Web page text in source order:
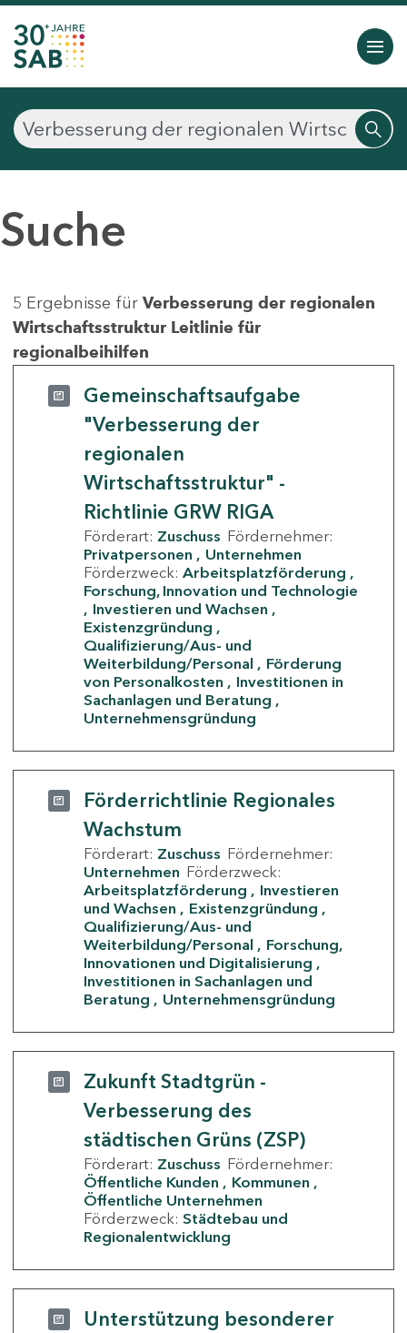
Suche
5 Ergebnisse für Verbesserung der regionalen
Wirtschaftsstruktur Leitlinie für
regionalbeihilfen
Gemeinschaftsaufgabe
"Verbesserung der
regionalen
Wirtschaftsstruktur" -
Richtlinie GRW RIGA
Förderart: Zuschuss Fördernehmer:
Privatpersonen
Unternehmen
Förderzweck: Arbeitsplatzförderung
Forschung, Innovation und Technologie
Investieren und Wachsen
Existenzgründung
Qualifizierung/Aus- und
Weiterbildung/Personal
Förderung
von Personalkosten
Investitionen in
Sachanlagen und Beratung
Unternehmensgründung
Förderrichtlinie Regionales
Wachstum
Förderart: Zuschuss Fördernehmer:
Unternehmen Förderzweck:
Arbeitsplatzförderung
Investieren
und Wachsen
Existenzgründung
Qualifizierung/Aus- und
Weiterbildung/Personal
Forschung,
Innovationen und Digitalisierung
Investitionen in Sachanlagen und
Beratung
Unternehmensgründung
Zukunft Stadtgrün -
Verbesserung des
städtischen Grüns (ZSP)
Förderart: Zuschuss Fördernehmer:
Öffentliche Kunden
Kommunen
Öffentliche Unternehmen
Förderzweck: Städtebau und
Regionalentwicklung
Unterstützung besonderer